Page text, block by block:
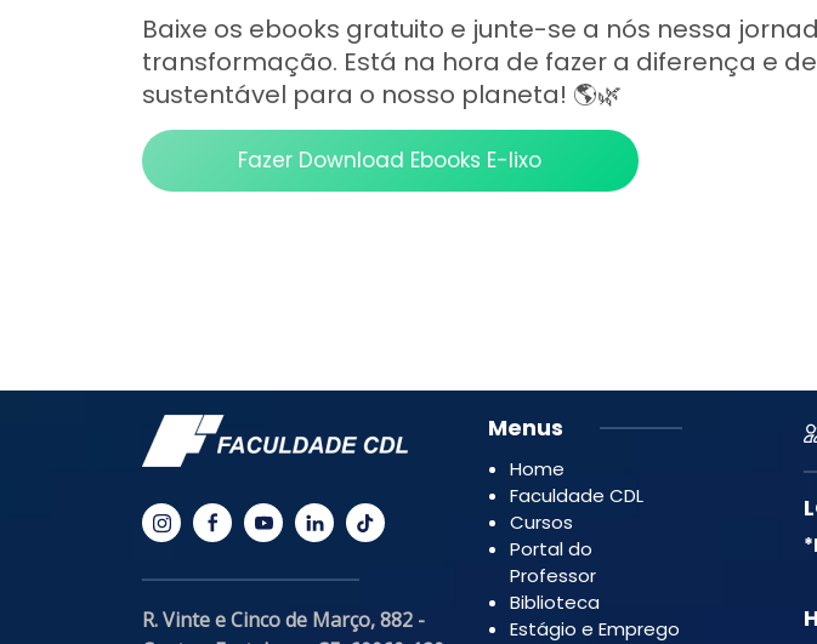
Baixe os ebooks gratuito e junte-se a nós nessa
transformação. Está na hora de fazer a diferença e
sustentável para o nosso planeta! 🌎🌿
Fazer Download Ebooks E-lixo
R. Vinte e Cinco de Março, 882 -
Menus
Home
Faculdade CDL
Cursos
Portal do
Professor
Biblioteca
Estágio e Emprego